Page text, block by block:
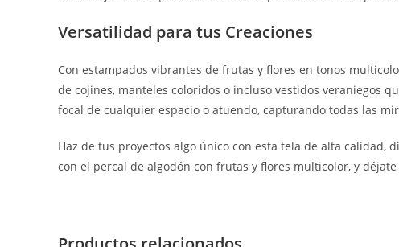
Versatilidad para tus Creaciones
Con estampados vibrantes de frutas y flores en tonos
de cojines, manteles coloridos o incluso vestidos veraniegos
focal de cualquier espacio o atuendo, capturando todas las
Haz de tus proyectos algo único con esta tela de alta
con el percal de algodón con frutas y flores multicolor, y